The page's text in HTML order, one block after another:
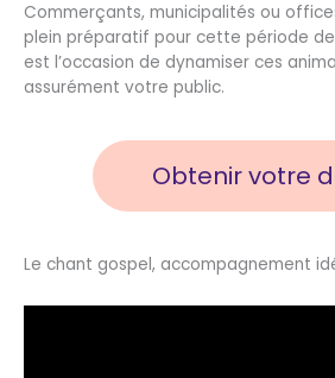
Commerçants, municipalités ou
plein préparatif pour cette période
est l’occasion de dynamiser ces
assurément votre public.
Obtenir votre
Le chant gospel, accompagnement